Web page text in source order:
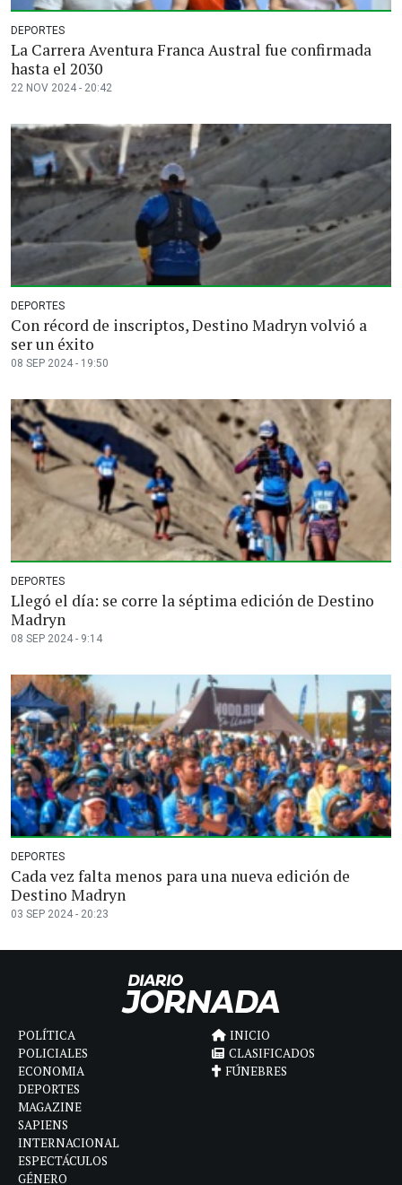
DEPORTES
La Carrera Aventura Franca Austral fue confirmada
hasta el 2030
22 NOV 2024 - 20:42
DEPORTES
Con récord de inscriptos, Destino Madryn volvió a
ser un éxito
08 SEP 2024 - 19:50
DEPORTES
Llegó el día: se corre la séptima edición de Destino
Madryn
08 SEP 2024 - 9:14
DEPORTES
Cada vez falta menos para una nueva edición de
Destino Madryn
03 SEP 2024 - 20:23
POLÍTICA
POLICIALES
ECONOMIA
DEPORTES
MAGAZINE
SAPIENS
INTERNACIONAL
ESPECTÁCULOS
GÉNERO
INICIO
CLASIFICADOS
FÚNEBRES